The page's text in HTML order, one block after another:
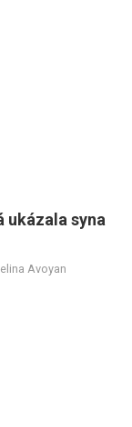
ukázala syna
Avoyan